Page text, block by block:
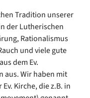
Tradition unserer
der Lutherischen
Rationalismus
und viele gute
dem Ev.
aus. Wir haben mit
Kirche, die z.B. in